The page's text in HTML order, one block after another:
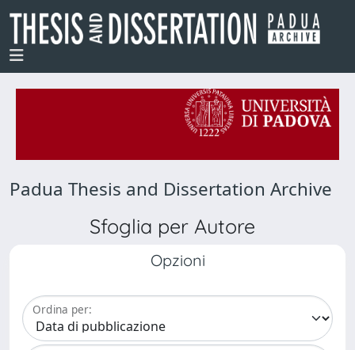
Padua Thesis and Dissertation Archive
Sfoglia per Autore
Opzioni
Ordina per: